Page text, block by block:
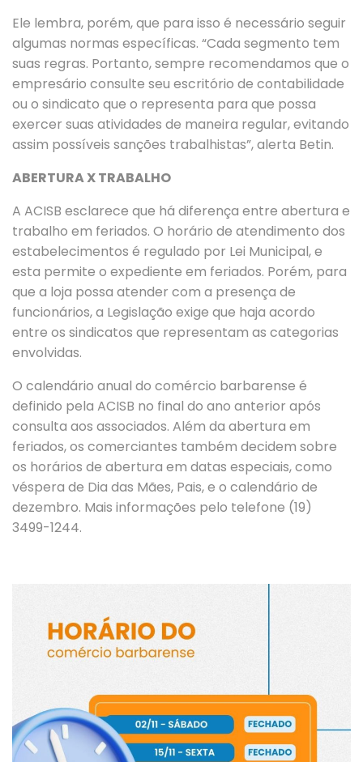
Ele lembra, porém, que para isso é necessário seguir
algumas normas específicas. “Cada segmento tem
suas regras. Portanto, sempre recomendamos que o
empresário consulte seu escritório de contabilidade
ou o sindicato que o representa para que possa
exercer suas atividades de maneira regular, evitando
assim possíveis sanções trabalhistas”, alerta Betin.
ABERTURA X TRABALHO
A ACISB esclarece que há diferença entre abertura e
trabalho em feriados. O horário de atendimento dos
estabelecimentos é regulado por Lei Municipal, e
esta permite o expediente em feriados. Porém, para
que a loja possa atender com a presença de
funcionários, a Legislação exige que haja acordo
entre os sindicatos que representam as categorias
envolvidas.
O calendário anual do comércio barbarense é
definido pela ACISB no final do ano anterior após
consulta aos associados. Além da abertura em
feriados, os comerciantes também decidem sobre
os horários de abertura em datas especiais, como
véspera de Dia das Mães, Pais, e o calendário de
dezembro. Mais informações pelo telefone (19)
3499-1244.